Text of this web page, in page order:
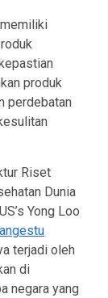
produk
perdebatan
Riset
Dunia
Yong Loo
terjadi oleh
di
negara yang